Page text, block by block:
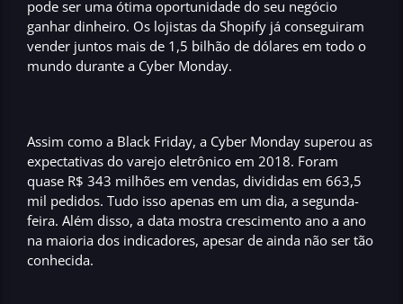
pode ser uma ótima oportunidade do seu negócio
ganhar dinheiro. Os lojistas da Shopify já conseguiram
vender juntos mais de 1,5 bilhão de dólares em todo o
mundo durante a Cyber Monday.
Assim como a Black Friday, a Cyber Monday superou as
expectativas do varejo eletrônico em 2018. Foram
quase R$ 343 milhões em vendas, divididas em 663,5
mil pedidos. Tudo isso apenas em um dia, a segunda-
feira. Além disso, a data mostra crescimento ano a ano
na maioria dos indicadores, apesar de ainda não ser tão
conhecida.